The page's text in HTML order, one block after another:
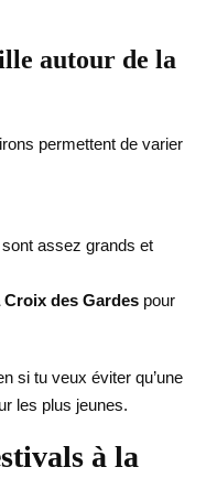
autour de la
permettent de varier
assez grands et
Croix des Gardes pour
si tu veux éviter qu’une
les plus jeunes.
à la